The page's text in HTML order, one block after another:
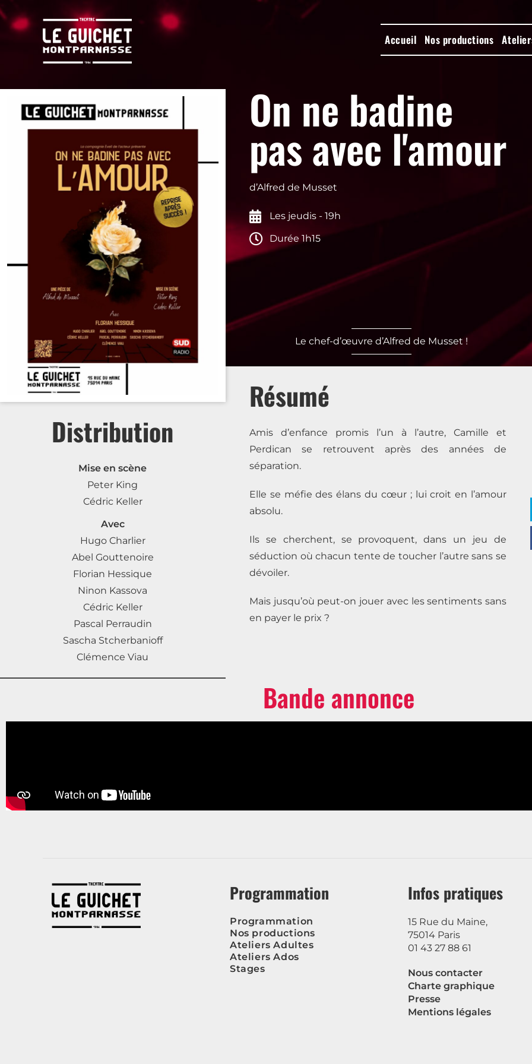
Accueil Nos productions
On ne badine
pas avec l'amour
d’Alfred de Musset
Les jeudis - 19h
Durée 1h15
Le chef-d’œuvre d’Alfred de Musset !
Distribution
Mise en scène
Peter King
Cédric Keller
Avec
Hugo Charlier
Abel Gouttenoire
Florian Hessique
Ninon Kassova
Cédric Keller
Pascal Perraudin
Sascha Stcherbanioff
Clémence Viau
Résumé
Amis d’enfance promis l’un à l’autre, Camille et
Perdican se retrouvent après des années de
séparation.
Elle se méfie des élans du cœur ; lui croit en l’amour
absolu.
Ils se cherchent, se provoquent, dans un jeu de
séduction où chacun tente de toucher l’autre sans se
dévoiler.
Mais jusqu’où peut-on jouer avec les sentiments sans
en payer le prix ?
Bande annonce
Programmation
Programmation
Nos productions
Ateliers Adultes
Ateliers Ados
Stages
Infos pratiques
15 Rue du Maine,
75014 Paris
01 43 27 88 61
Nous contacter
Charte graphique
Presse
Mentions légales